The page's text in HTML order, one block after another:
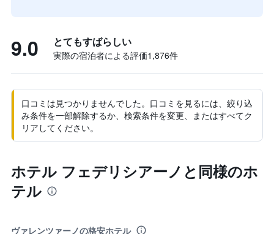
9.0 とてもすばらしい
実際の宿泊者による評価1,876​件
口コミは見つかりませんでした。口コミを見るには、絞り込
み条件を一部解除するか、検索条件を変更、またはすべてク
リアしてください。
ホテル フェデリシアーノと同様のホ
テル
ヴァレンツァーノの格安ホテル